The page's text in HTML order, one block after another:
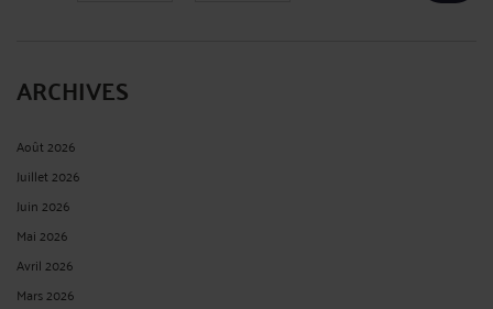
ARCHIVES
Août 2026
Juillet 2026
Juin 2026
Mai 2026
Avril 2026
Mars 2026